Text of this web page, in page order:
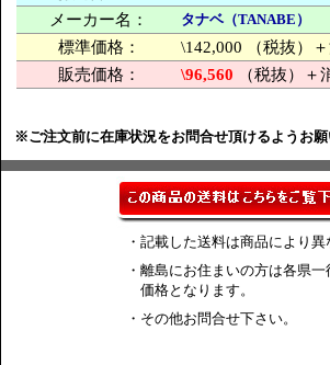
メーカー名：
タナベ（TANABE）
標準価格：
\142,000 （税抜）
販売価格：
\96,560 （税抜）＋
※ご注文前に在庫状況をお問合せ頂けるようお願
・記載した送料は商品により
・離島にお住まいの方は各県一
価格となります。
・その他お問合せ下さい。